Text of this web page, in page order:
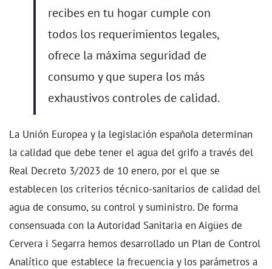
recibes en tu hogar cumple con
todos los requerimientos legales,
ofrece la máxima seguridad de
consumo y que supera los más
exhaustivos controles de calidad.
La Unión Europea y la legislación española determinan
la calidad que debe tener el agua del grifo a través del
Real Decreto 3/2023 de 10 enero, por el que se
establecen los criterios técnico-sanitarios de calidad del
agua de consumo, su control y suministro. De forma
consensuada con la Autoridad Sanitaria en Aigües de
Cervera i Segarra hemos desarrollado un Plan de Control
Analítico que establece la frecuencia y los parámetros a